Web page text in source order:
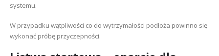
systemu.
W przypadku wątpliwości co do wytrzymałości podłoża powinno się
wykonać próbę przyczepności.